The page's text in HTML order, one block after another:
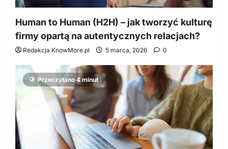
Human to Human (H2H) – jak tworzyć kulturę
firmy opartą na autentycznych relacjach?
Redakcja KnowMore.pl 5 marca, 2026 0
Przeczytano 4 minut